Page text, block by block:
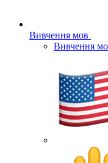
Вивчення мов
Вивчення